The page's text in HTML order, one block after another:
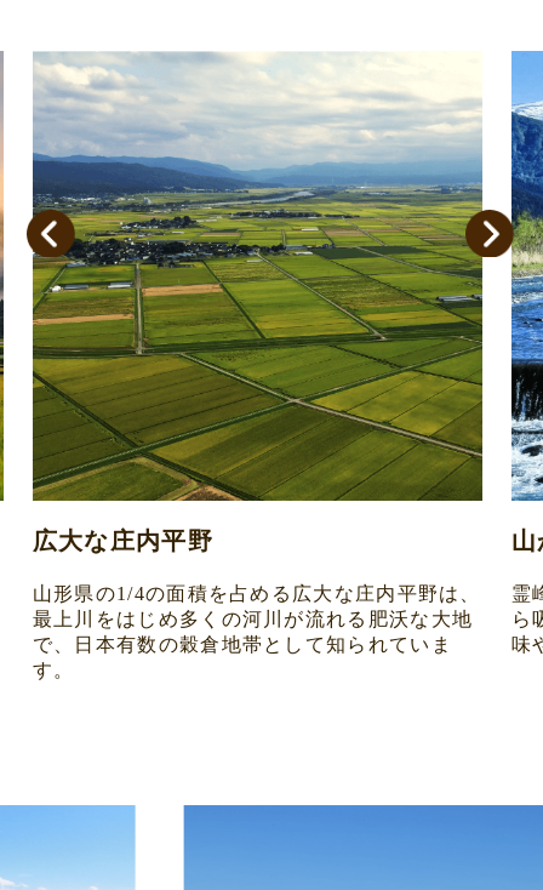
広大な庄内平野
山形県の1/4の面積を占める広大な庄内平野は、
最上川をはじめ多くの河川が流れる肥沃な大地
で、日本有数の穀倉地帯として知られていま
す。
霊
ら
味